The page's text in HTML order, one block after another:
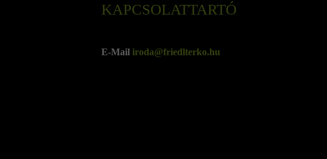
KAPCSOLATTARTÓ
E-Mail iroda@friedlterko.hu